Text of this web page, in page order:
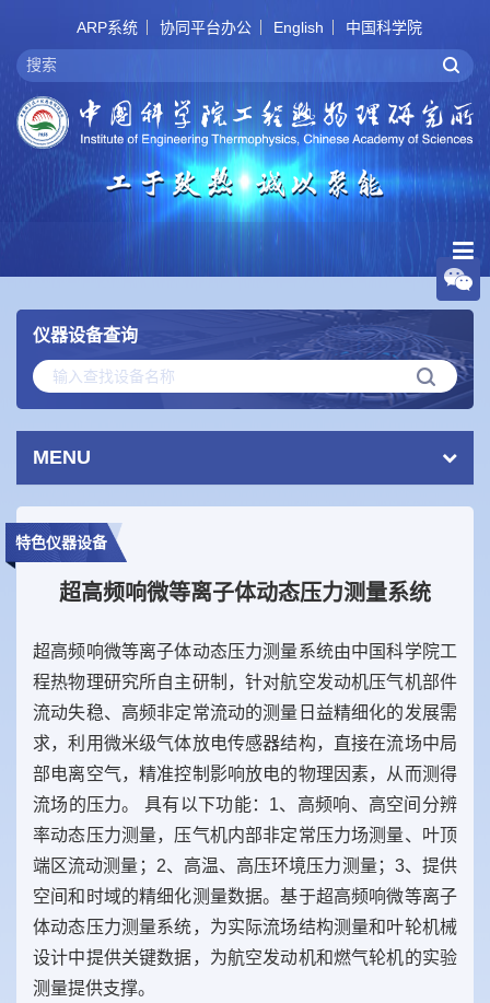
ARP系统 协同平台办公 English 中国科学院
仪器设备查询
MENU
特色仪器设备
超高频响微等离子体动态压力测量系统
超高频响微等离子体动态压力测量系统由中国科学院工
程热物理研究所自主研制，针对航空发动机压气机部件
流动失稳、高频非定常流动的测量日益精细化的发展需
求，利用微米级气体放电传感器结构，直接在流场中局
部电离空气，精准控制影响放电的物理因素，从而测得
流场的压力。 具有以下功能：1、高频响、高空间分辨
率动态压力测量，压气机内部非定常压力场测量、叶顶
端区流动测量；2、高温、高压环境压力测量；3、提供
空间和时域的精细化测量数据。基于超高频响微等离子
体动态压力测量系统，为实际流场结构测量和叶轮机械
设计中提供关键数据，为航空发动机和燃气轮机的实验
测量提供支撑。